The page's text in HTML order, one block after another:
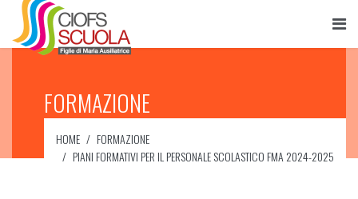
FORMAZIONE
HOME
FORMAZIONE
PIANI FORMATIVI PER IL PERSONALE SCOLASTICO FMA 2024-2025